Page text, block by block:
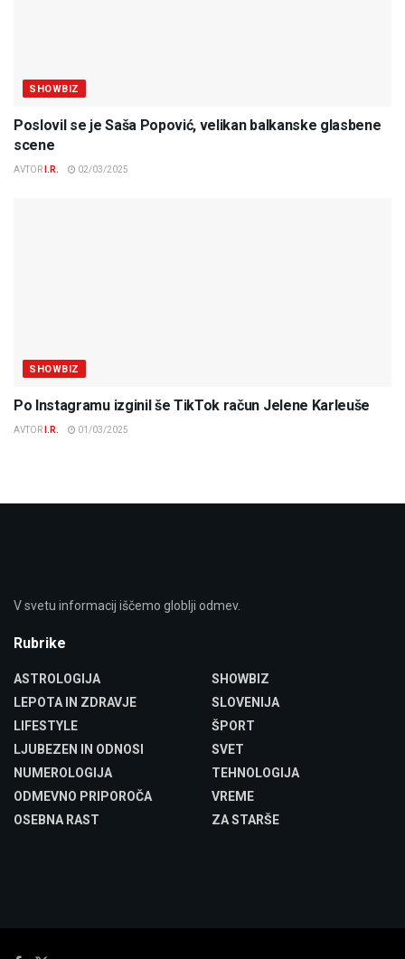
SHOWBIZ
Poslovil se je Saša Popović, velikan balkanske glasbene
scene
AVTOR I.R. 02/03/2025
SHOWBIZ
Po Instagramu izginil še TikTok račun Jelene Karleuše
AVTOR I.R. 01/03/2025
V svetu informacij iščemo globlji odmev.
Rubrike
ASTROLOGIJA
LEPOTA IN ZDRAVJE
LIFESTYLE
LJUBEZEN IN ODNOSI
NUMEROLOGIJA
ODMEVNO PRIPOROČA
OSEBNA RAST
SHOWBIZ
SLOVENIJA
ŠPORT
SVET
TEHNOLOGIJA
VREME
ZA STARŠE